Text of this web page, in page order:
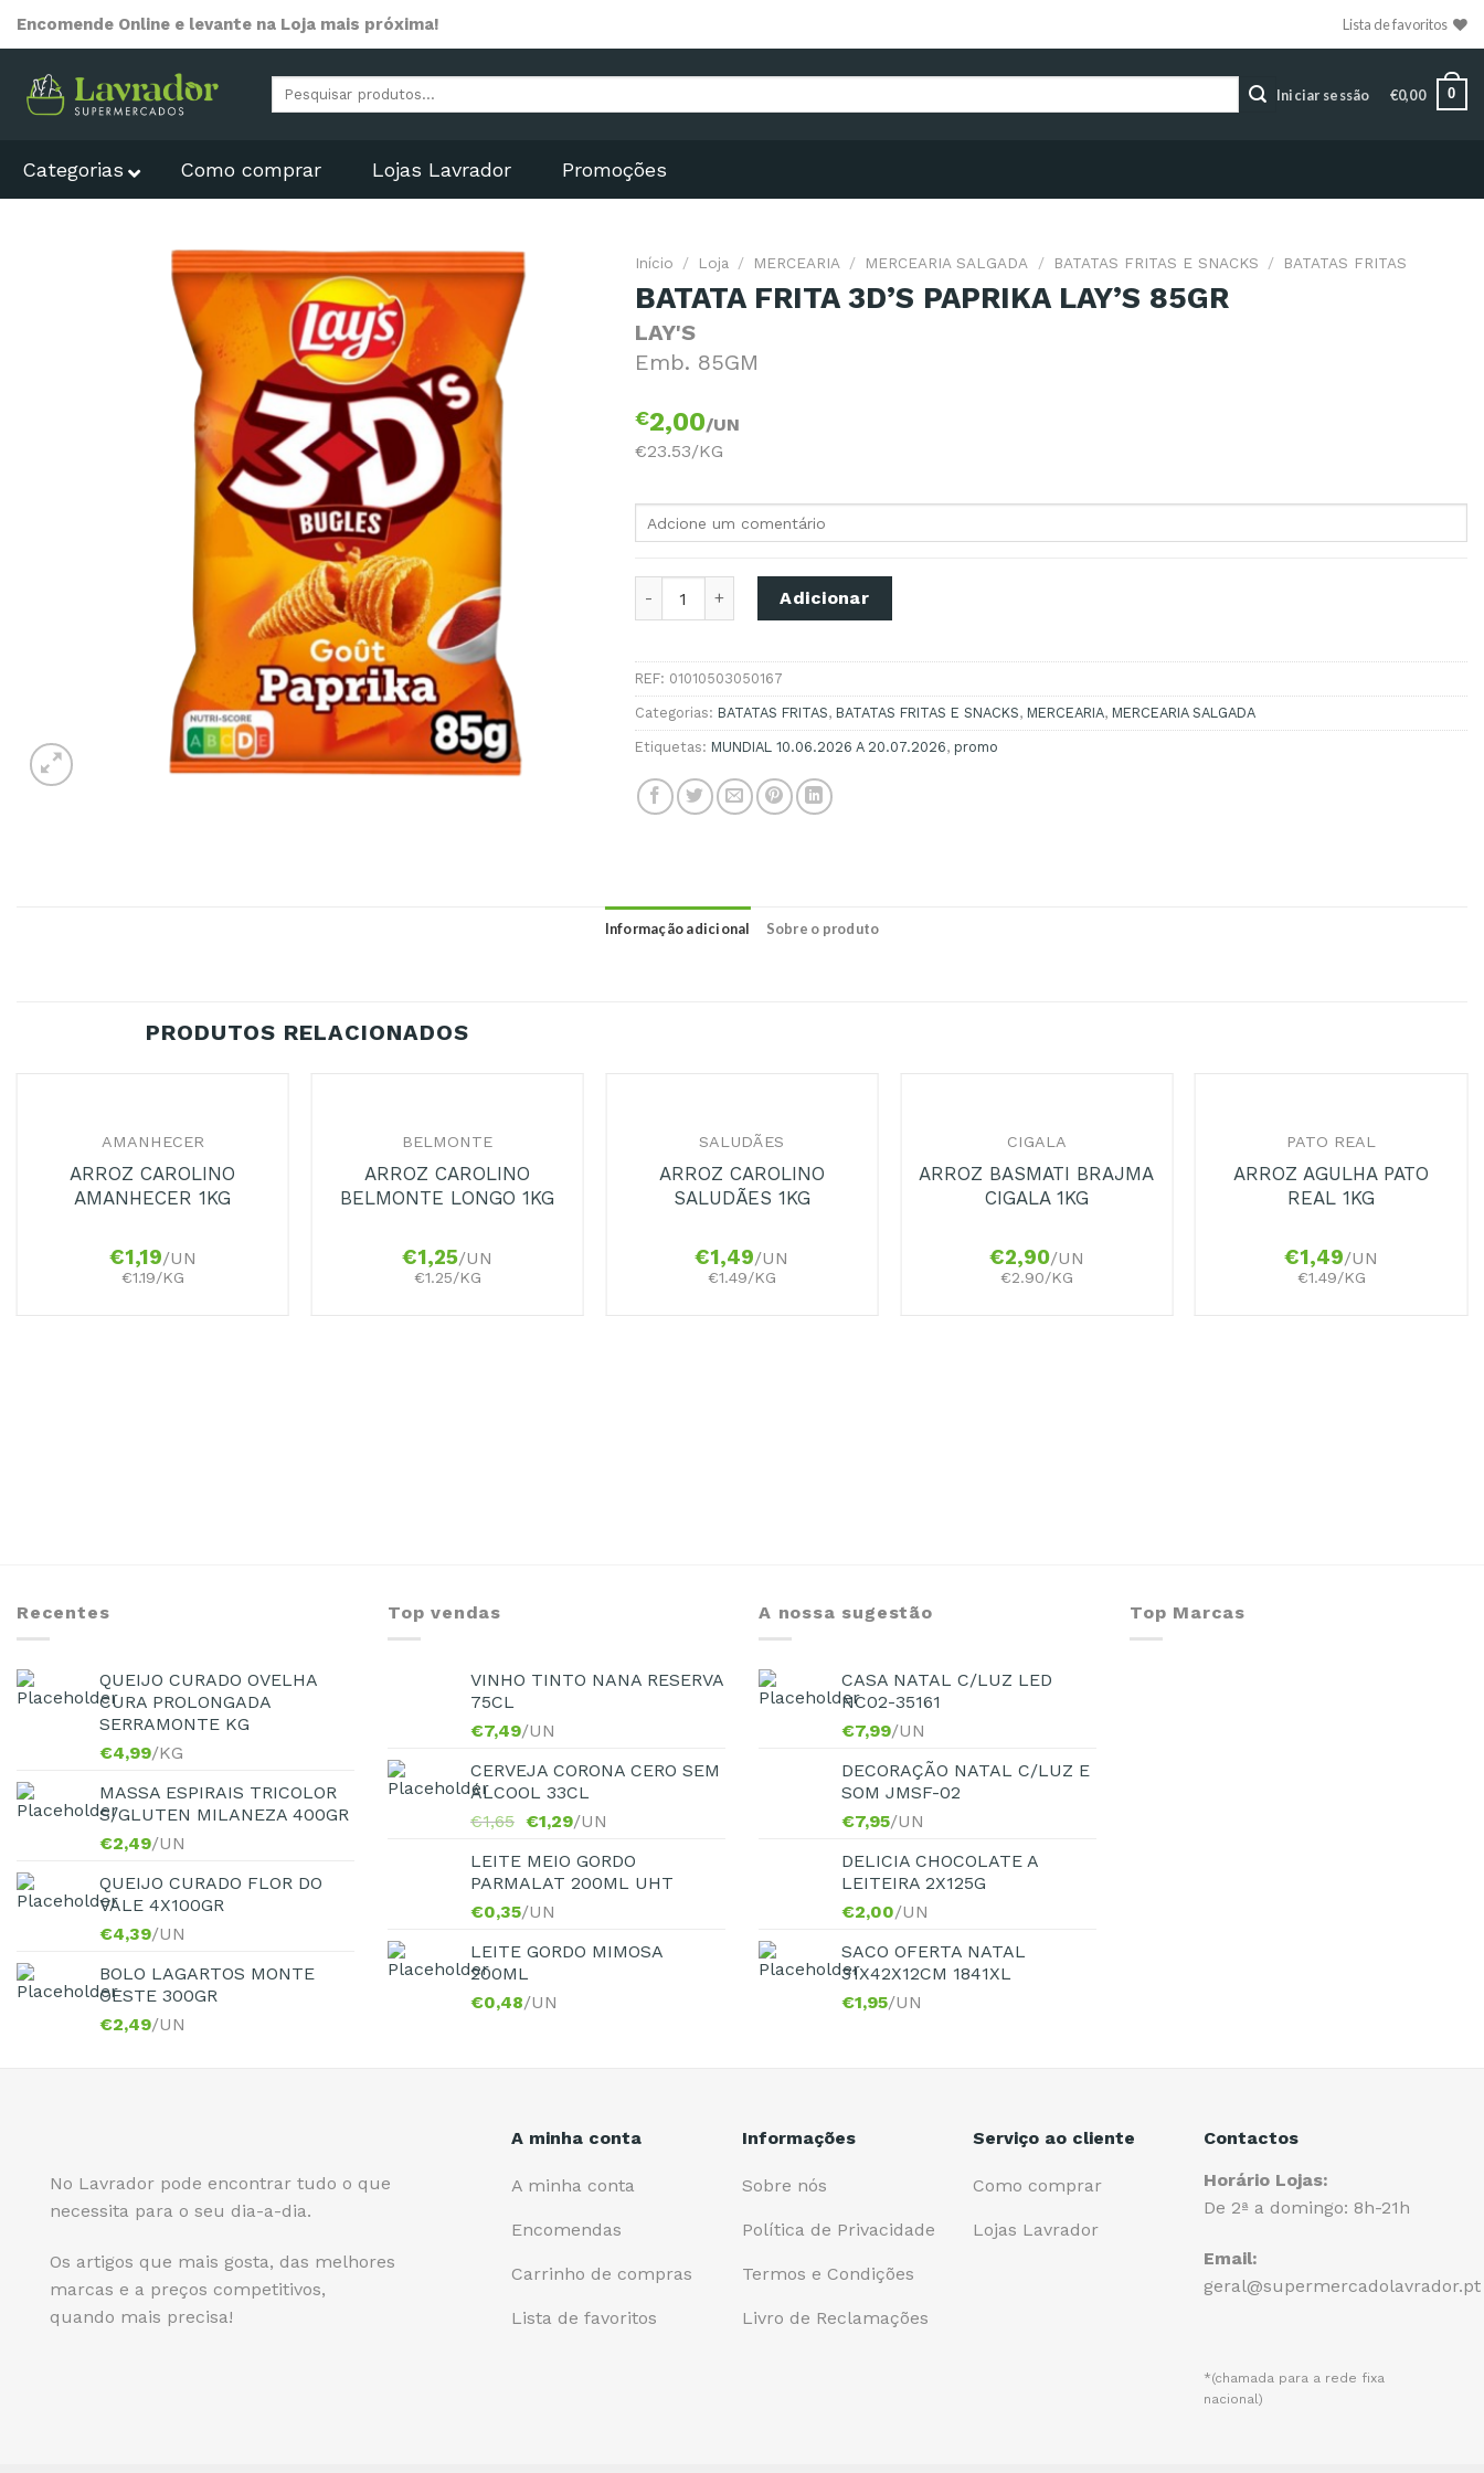
Encomende Online e levante na Loja mais próxima! Lista de favoritos
Pesquisar
Iniciar sessão €0,00 0
Categorias Como comprar Lojas Lavrador Promoções
Início / Loja / MERCEARIA / MERCEARIA SALGADA / BATATAS FRITAS E SNACKS / BATATAS FRITAS
BATATA FRITA 3D’S PAPRIKA LAY’S 85GR
LAY'S
Emb. 85GM
€2,00/UN
€23.53/KG
Adicionar
REF: 01010503050167
Categorias: BATATAS FRITAS, BATATAS FRITAS E SNACKS, MERCEARIA, MERCEARIA SALGADA
Etiquetas: MUNDIAL 10.06.2026 A 20.07.2026, promo
Informação adicional Sobre o produto
PRODUTOS RELACIONADOS
AMANHECER
ARROZ CAROLINO
AMANHECER 1KG
€1,19/UN
€1.19/KG
BELMONTE
ARROZ CAROLINO
BELMONTE LONGO 1KG
€1,25/UN
€1.25/KG
SALUDÃES
ARROZ CAROLINO
SALUDÃES 1KG
€1,49/UN
€1.49/KG
CIGALA
ARROZ BASMATI BRAJMA
CIGALA 1KG
€2,90/UN
€2.90/KG
PATO REAL
ARROZ AGULHA PATO
REAL 1KG
€1,49/UN
€1.49/KG
Recentes
QUEIJO CURADO OVELHA
CURA PROLONGADA
SERRAMONTE KG
€4,99/KG
MASSA ESPIRAIS TRICOLOR
S/GLUTEN MILANEZA 400GR
€2,49/UN
QUEIJO CURADO FLOR DO
VALE 4X100GR
€4,39/UN
BOLO LAGARTOS MONTE
OESTE 300GR
€2,49/UN
Top vendas
VINHO TINTO NANA RESERVA
75CL
€7,49/UN
CERVEJA CORONA CERO SEM
ÁLCOOL 33CL
€1,65 €1,29/UN
LEITE MEIO GORDO
PARMALAT 200ML UHT
€0,35/UN
LEITE GORDO MIMOSA
200ML
€0,48/UN
A nossa sugestão
CASA NATAL C/LUZ LED
NC02-35161
€7,99/UN
DECORAÇÃO NATAL C/LUZ E
SOM JMSF-02
€7,95/UN
DELICIA CHOCOLATE A
LEITEIRA 2X125G
€2,00/UN
SACO OFERTA NATAL
31X42X12CM 1841XL
€1,95/UN
Top Marcas
No Lavrador pode encontrar tudo o que
necessita para o seu dia-a-dia.
Os artigos que mais gosta, das melhores
marcas e a preços competitivos,
quando mais precisa!
A minha conta
A minha conta
Encomendas
Carrinho de compras
Lista de favoritos
Informações
Sobre nós
Política de Privacidade
Termos e Condições
Livro de Reclamações
Serviço ao cliente
Como comprar
Lojas Lavrador
Contactos
Horário Lojas:
De 2ª a domingo: 8h-21h
Email:
geral@supermercadolavrador.pt
*(chamada para a rede fixa
nacional)